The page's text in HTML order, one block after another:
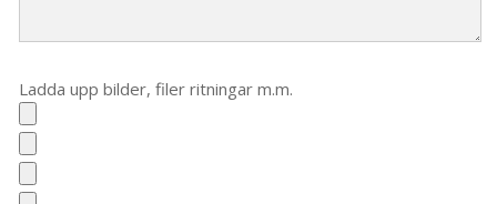
Ladda upp bilder, filer ritningar m.m.